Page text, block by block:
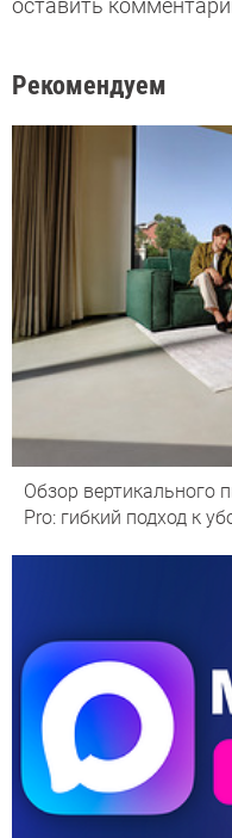
оставить
Рекомендуем
Обзор вертикального
Pro: гибкий подход к